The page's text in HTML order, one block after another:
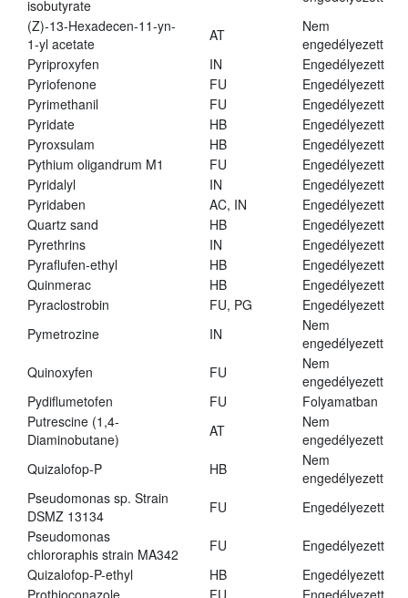
isobutyrate
(Z)-13-Hexadecen-11-yn-
1-yl acetate
AT
Nem
engedélyezett
Pyriproxyfen
IN
Engedélyezett
Pyriofenone
FU
Engedélyezett
Pyrimethanil
FU
Engedélyezett
Pyridate
HB
Engedélyezett
Pyroxsulam
HB
Engedélyezett
Pythium oligandrum M1
FU
Engedélyezett
Pyridalyl
IN
Engedélyezett
Pyridaben
AC, IN
Engedélyezett
Quartz sand
HB
Engedélyezett
Pyrethrins
IN
Engedélyezett
Pyraflufen-ethyl
HB
Engedélyezett
Quinmerac
HB
Engedélyezett
Pyraclostrobin
FU, PG
Engedélyezett
Pymetrozine
IN
Nem
engedélyezett
Quinoxyfen
FU
Nem
engedélyezett
Pydiflumetofen
FU
Folyamatban
Putrescine (1,4-
Diaminobutane)
AT
Nem
engedélyezett
Quizalofop-P
HB
Nem
engedélyezett
Pseudomonas sp. Strain
DSMZ 13134
FU
Engedélyezett
Pseudomonas
chlororaphis strain MA342
FU
Engedélyezett
Quizalofop-P-ethyl
HB
Engedélyezett